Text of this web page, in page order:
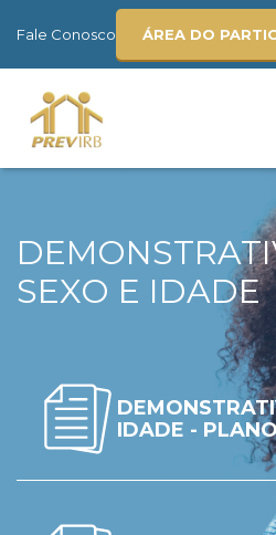
Fale Conosco ÁREA DO
SEXO E IDADE
IDADE -